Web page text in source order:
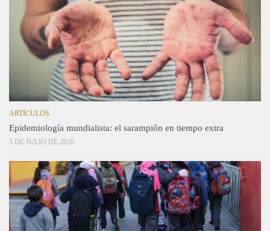
ARTÍCULOS
Epidemiología mundialista: el sarampión en tiempo extra
5 DE JULIO DE 2026